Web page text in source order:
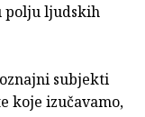
polju ljudskih
subjekti
koje izučavamo,